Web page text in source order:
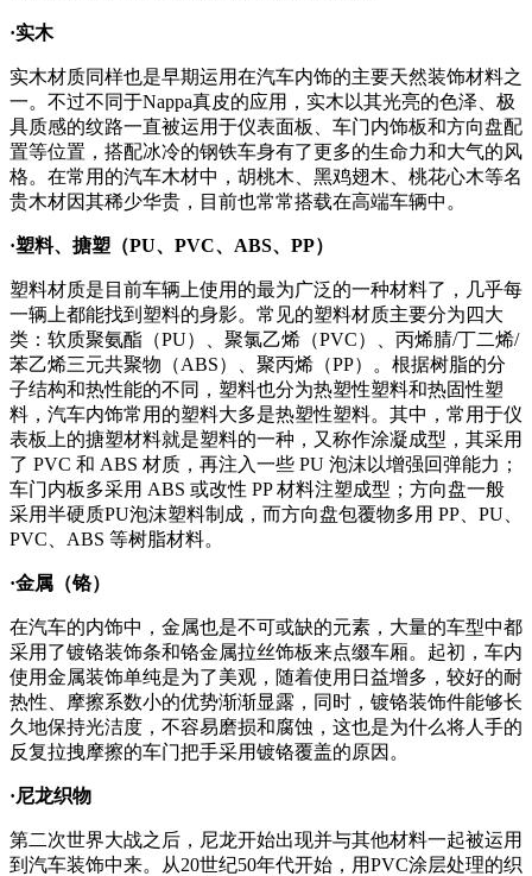
·实木
实木材质同样也是早期运用在汽车内饰的主要天然装饰材料之
一。不过不同于Nappa真皮的应用，实木以其光亮的色泽、极
具质感的纹路一直被运用于仪表面板、车门内饰板和方向盘配
置等位置，搭配冰冷的钢铁车身有了更多的生命力和大气的风
格。在常用的汽车木材中，胡桃木、黑鸡翅木、桃花心木等名
贵木材因其稀少华贵，目前也常常搭载在高端车辆中。
·塑料、搪塑（PU、PVC、ABS、PP）
塑料材质是目前车辆上使用的最为广泛的一种材料了，几乎每
一辆上都能找到塑料的身影。常见的塑料材质主要分为四大
类：软质聚氨酯（PU）、聚氯乙烯（PVC）、丙烯腈/丁二烯/
苯乙烯三元共聚物（ABS）、聚丙烯（PP）。根据树脂的分
子结构和热性能的不同，塑料也分为热塑性塑料和热固性塑
料，汽车内饰常用的塑料大多是热塑性塑料。其中，常用于仪
表板上的搪塑材料就是塑料的一种，又称作涂凝成型，其采用
了 PVC 和 ABS 材质，再注入一些 PU 泡沫以增强回弹能力；
车门内板多采用 ABS 或改性 PP 材料注塑成型；方向盘一般
采用半硬质PU泡沫塑料制成，而方向盘包覆物多用 PP、PU、
PVC、ABS 等树脂材料。
·金属（铬）
在汽车的内饰中，金属也是不可或缺的元素，大量的车型中都
采用了镀铬装饰条和铬金属拉丝饰板来点缀车厢。起初，车内
使用金属装饰单纯是为了美观，随着使用日益增多，较好的耐
热性、摩擦系数小的优势渐渐显露，同时，镀铬装饰件能够长
久地保持光洁度，不容易磨损和腐蚀，这也是为什么将人手的
反复拉拽摩擦的车门把手采用镀铬覆盖的原因。
·尼龙织物
第二次世界大战之后，尼龙开始出现并与其他材料一起被运用
到汽车装饰中来。从20世纪50年代开始，用PVC涂层处理的织